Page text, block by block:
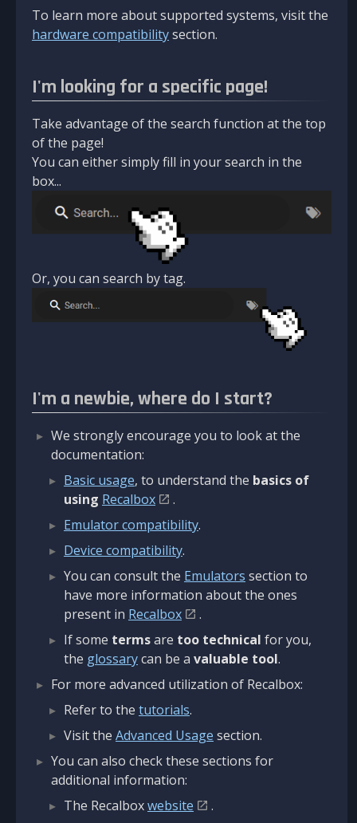
To learn more about supported systems, visit the
hardware compatibilitysection.
I'm looking for a specific page!
Take advantage of the search function at the top
of the page!
You can either simply fill in your search in the
box...
Or, you can search by tag.
I'm a newbie, where do I start?
We strongly encourage you to look at the
documentation:
Basic usage, to understand the basics of
using Recalbox
.
Emulator compatibility.
Device compatibility.
You can consult the Emulators section to
have more information about the ones
present in Recalbox
.
If some termsare too technical for you,
the glossarycan be a valuable tool.
For more advanced utilization of Recalbox:
Refer to the tutorials.
Visit the Advanced Usage section.
You can also check these sections for
additional information:
The Recalboxwebsite
.